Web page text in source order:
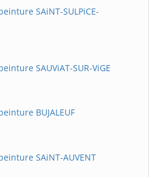
SAiNT-SULPiCE-
SAUViAT-SUR-ViGE
BUJALEUF
SAiNT-AUVENT